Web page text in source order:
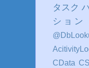
タスク
ション
CData